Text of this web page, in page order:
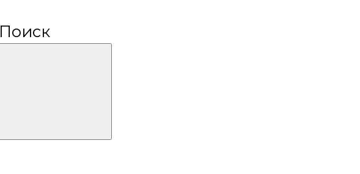
Поиск